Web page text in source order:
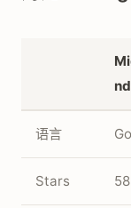
语言 Go
Stars 58